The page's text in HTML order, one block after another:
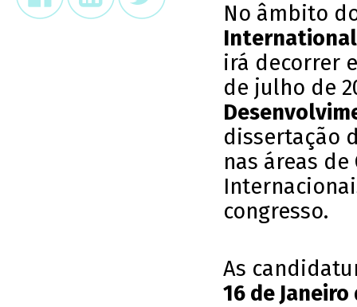
No âmbito
International
irá decorrer
de julho de
dissertação
nas áreas
congresso.
As
16 de Janeiro